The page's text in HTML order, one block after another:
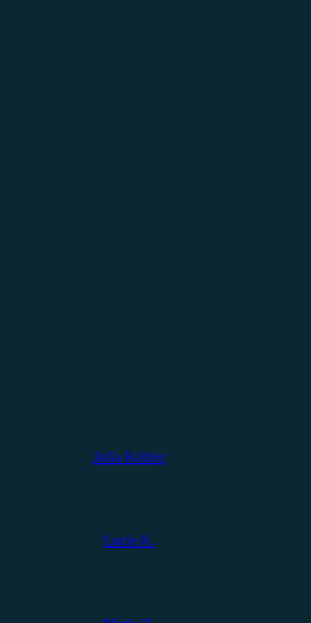
Julia Köhler
Lucie K.